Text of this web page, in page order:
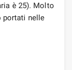
è 25). Molto
portati nelle